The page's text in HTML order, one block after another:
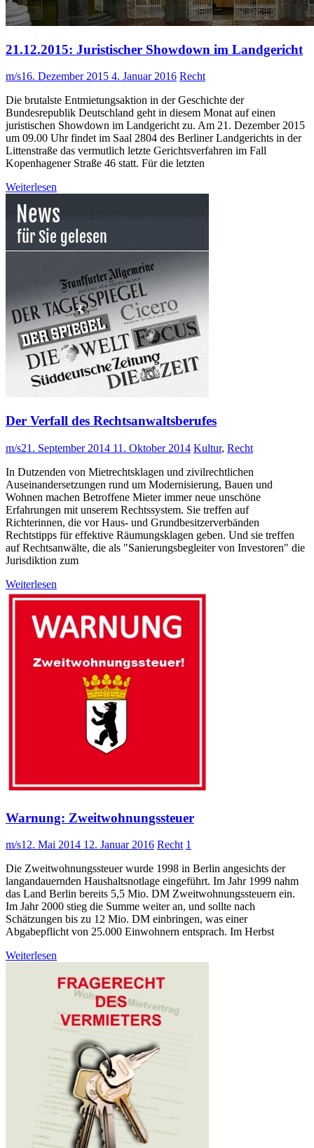
21.12.2015: Juristischer Showdown im Landgericht
m/s16. Dezember 2015 4. Januar 2016 Recht
Die brutalste Entmietungsaktion in der Geschichte der
Bundesrepublik Deutschland geht in diesem Monat auf einen
juristischen Showdown im Landgericht zu. Am 21. Dezember 2015
um 09.00 Uhr findet im Saal 2804 des Berliner Landgerichts in der
Littenstraße das vermutlich letzte Gerichtsverfahren im Fall
Kopenhagener Straße 46 statt. Für die letzten
Weiterlesen
Der Verfall des Rechtsanwaltsberufes
m/s21. September 2014 11. Oktober 2014 Kultur, Recht
In Dutzenden von Mietrechtsklagen und zivilrechtlichen
Auseinandersetzungen rund um Modernisierung, Bauen und
Wohnen machen Betroffene Mieter immer neue unschöne
Erfahrungen mit unserem Rechtssystem. Sie treffen auf
Richterinnen, die vor Haus- und Grundbesitzerverbänden
Rechtstipps für effektive Räumungsklagen geben. Und sie treffen
auf Rechtsanwälte, die als "Sanierungsbegleiter von Investoren" die
Jurisdiktion zum
Weiterlesen
Warnung: Zweitwohnungssteuer
m/s12. Mai 2014 12. Januar 2016 Recht 1
Die Zweitwohnungssteuer wurde 1998 in Berlin angesichts der
langandauernden Haushaltsnotlage eingeführt. Im Jahr 1999 nahm
das Land Berlin bereits 5,5 Mio. DM Zweitwohnungssteuern ein.
Im Jahr 2000 stieg die Summe weiter an, und sollte nach
Schätzungen bis zu 12 Mio. DM einbringen, was einer
Abgabepflicht von 25.000 Einwohnern entsprach. Im Herbst
Weiterlesen